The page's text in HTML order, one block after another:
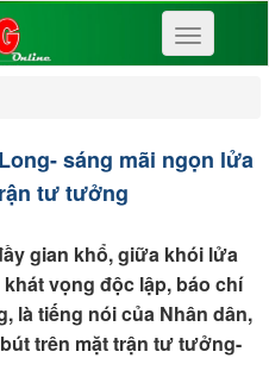
Toggle
navigation
sáng mãi ngọn lửa
tư tưởng
gian khổ, giữa khói lửa
vọng độc lập, báo chí
là tiếng nói của Nhân dân,
trên mặt trận tư tưởng-